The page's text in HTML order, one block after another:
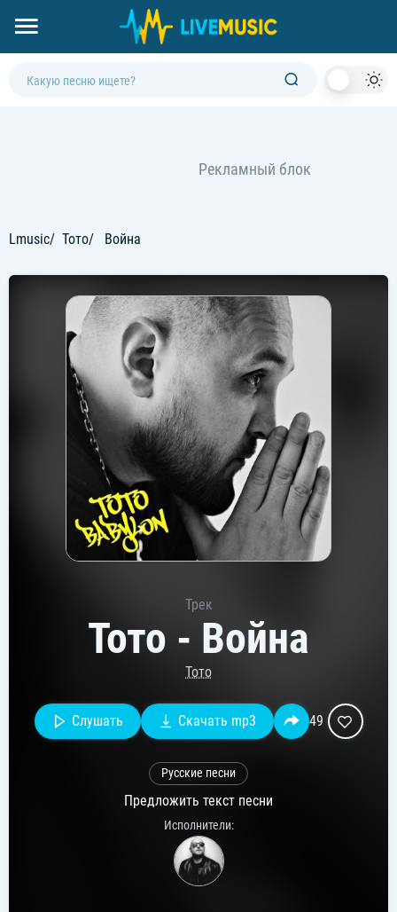
Lmusic Тото Война
Трек
Тото - Война
Тото
Слушать Скачать mp3 49
Русские песни
Предложить текст песни
Исполнители: